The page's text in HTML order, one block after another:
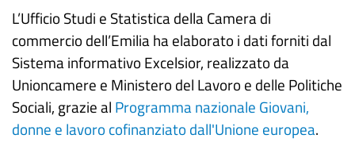
L’Ufficio Studi e Statistica della Camera di
commercio dell’Emilia ha elaborato i dati forniti dal
Sistema informativo Excelsior, realizzato da
Unioncamere e Ministero del Lavoro e delle Politiche
Sociali, grazie al Programma nazionale Giovani,
donne e lavoro cofinanziato dall'Unione europea.